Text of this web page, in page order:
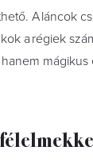
A láncok
a régiek